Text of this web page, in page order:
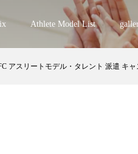
Athlete Model List
アスリートモデル・タレント 派遣 キ